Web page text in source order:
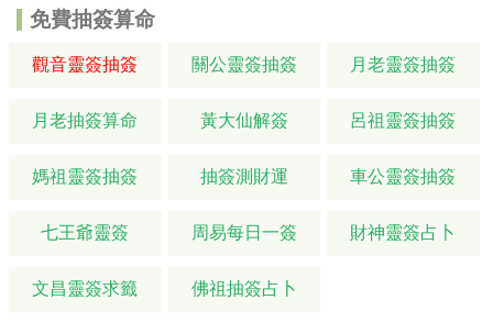
免費抽簽算命
觀音靈簽抽簽 關公靈簽抽簽 月老靈簽抽簽
月老抽簽算命 黃大仙解簽 呂祖靈簽抽簽
媽祖靈簽抽簽 抽簽測財運 車公靈簽抽簽
七王爺靈簽 周易每日一簽 財神靈簽占卜
文昌靈簽求籤 佛祖抽簽占卜